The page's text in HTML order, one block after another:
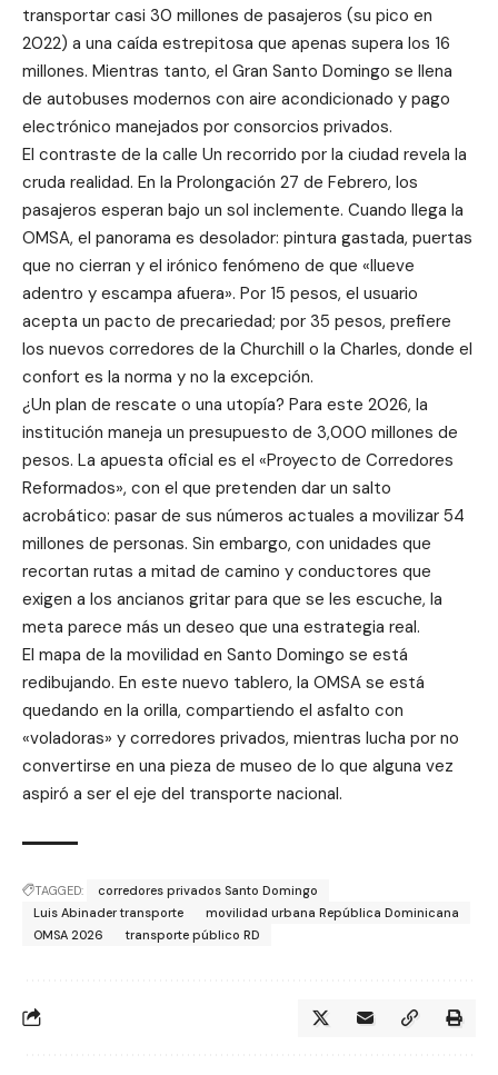
transportar casi 30 millones de pasajeros (su pico en
2022) a una caída estrepitosa que apenas supera los 16
millones. Mientras tanto, el Gran Santo Domingo se llena
de autobuses modernos con aire acondicionado y pago
electrónico manejados por consorcios privados.
El contraste de la calle Un recorrido por la ciudad revela la
cruda realidad. En la Prolongación 27 de Febrero, los
pasajeros esperan bajo un sol inclemente. Cuando llega la
OMSA, el panorama es desolador: pintura gastada, puertas
que no cierran y el irónico fenómeno de que «llueve
adentro y escampa afuera». Por 15 pesos, el usuario
acepta un pacto de precariedad; por 35 pesos, prefiere
los nuevos corredores de la Churchill o la Charles, donde el
confort es la norma y no la excepción.
¿Un plan de rescate o una utopía? Para este 2026, la
institución maneja un presupuesto de 3,000 millones de
pesos. La apuesta oficial es el «Proyecto de Corredores
Reformados», con el que pretenden dar un salto
acrobático: pasar de sus números actuales a movilizar 54
millones de personas. Sin embargo, con unidades que
recortan rutas a mitad de camino y conductores que
exigen a los ancianos gritar para que se les escuche, la
meta parece más un deseo que una estrategia real.
El mapa de la movilidad en Santo Domingo se está
redibujando. En este nuevo tablero, la OMSA se está
quedando en la orilla, compartiendo el asfalto con
«voladoras» y corredores privados, mientras lucha por no
convertirse en una pieza de museo de lo que alguna vez
aspiró a ser el eje del transporte nacional.
TAGGED:
corredores privados Santo Domingo
Luis Abinader transporte
movilidad urbana República Dominicana
OMSA 2026
transporte público RD